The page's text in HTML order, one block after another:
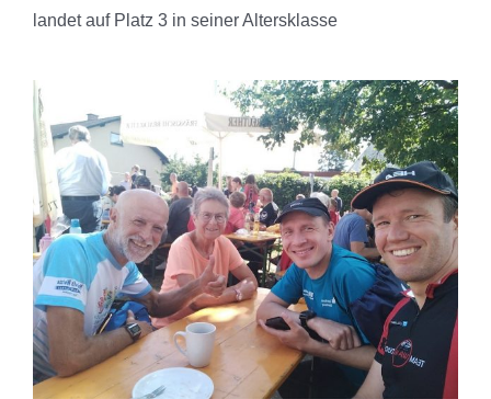
landet auf Platz 3 in seiner Altersklasse